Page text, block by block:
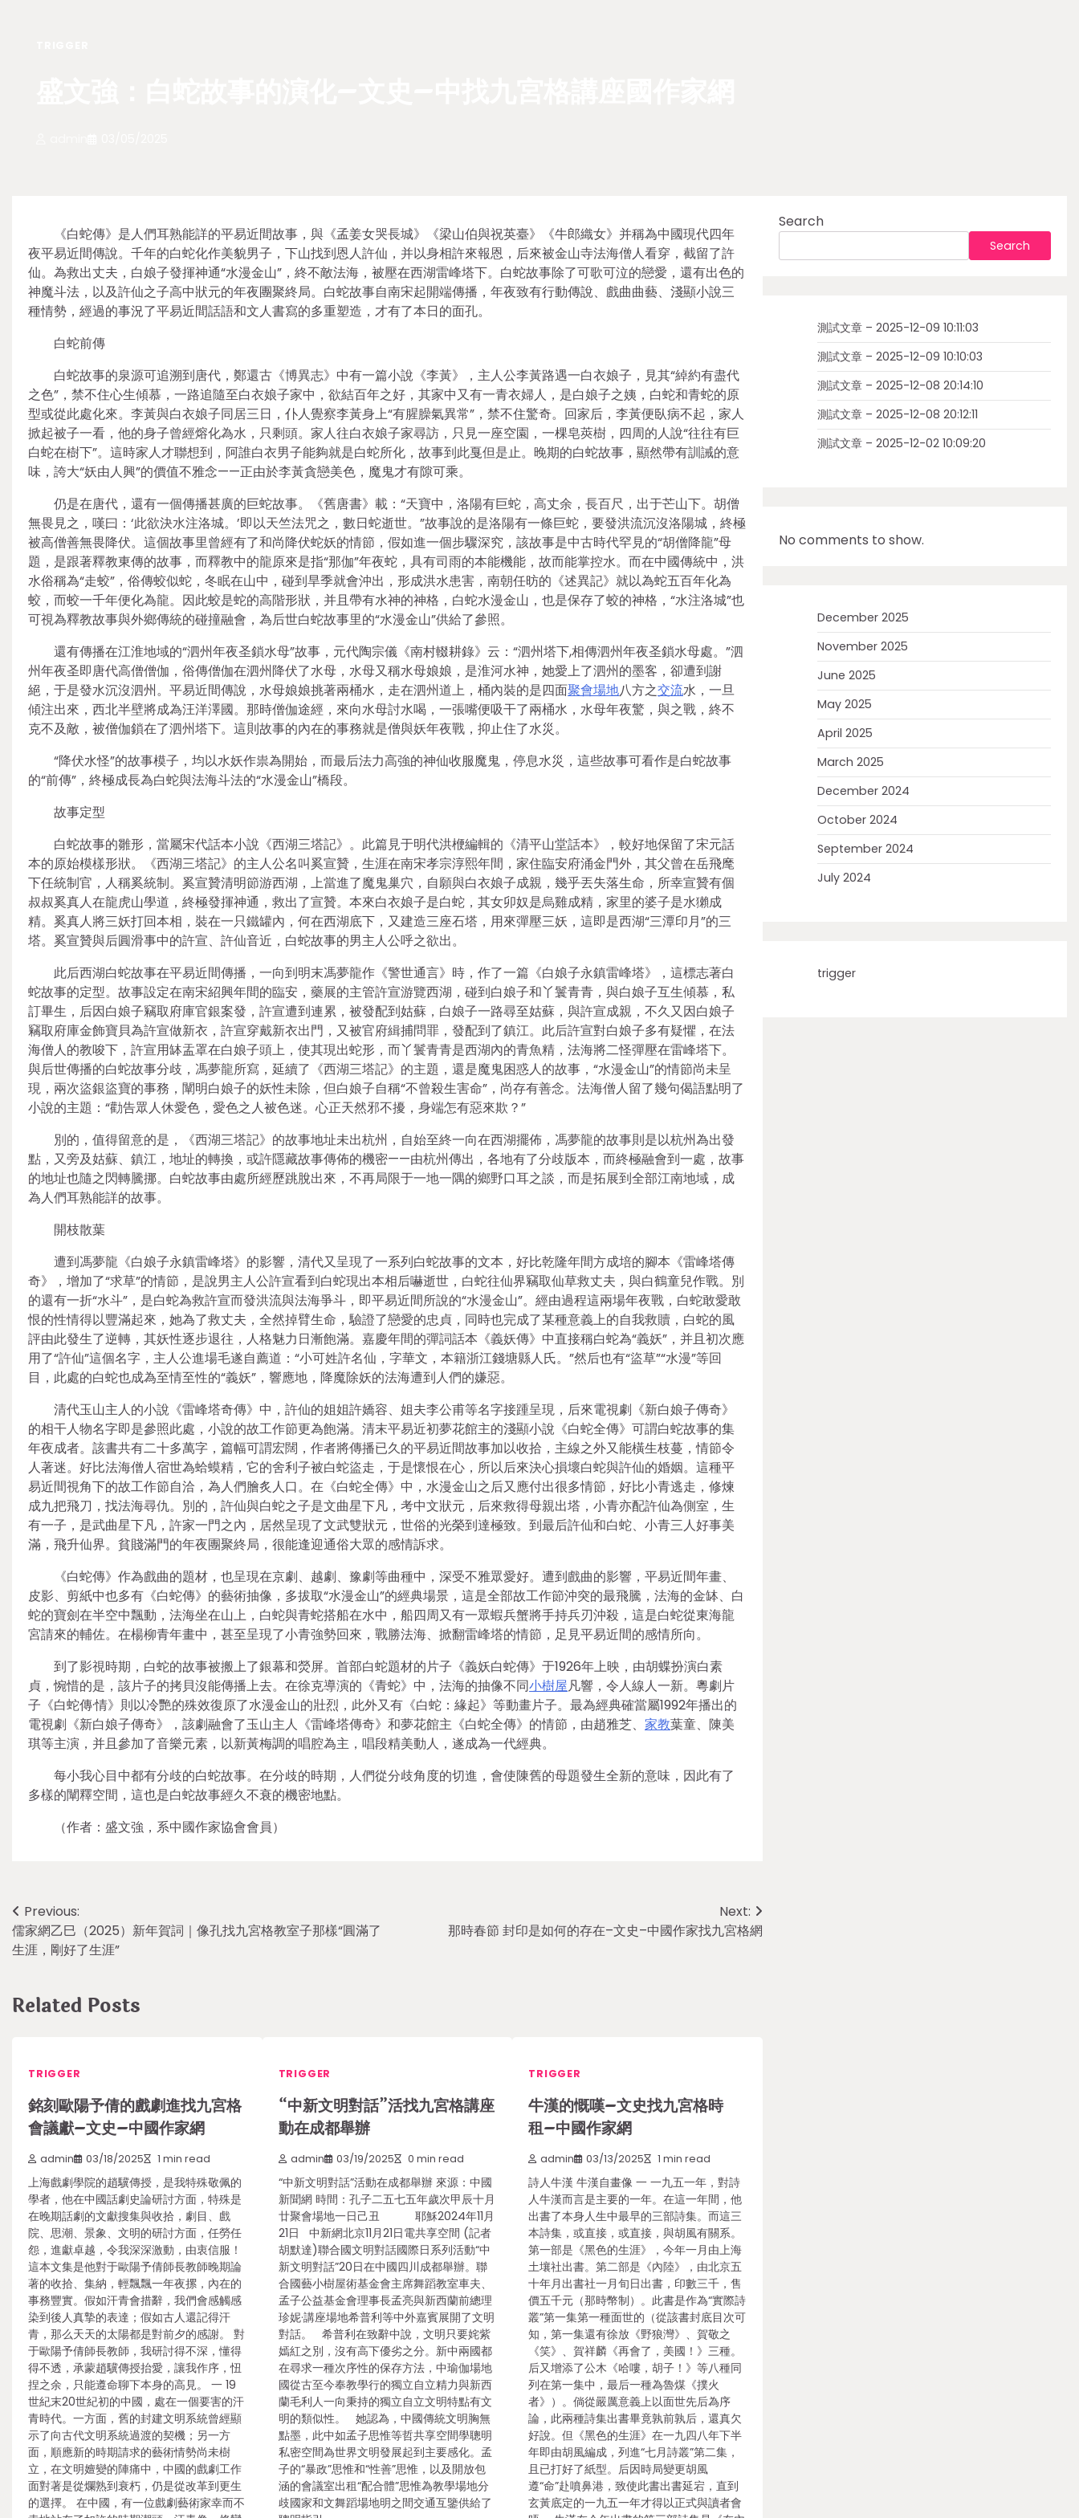
《白蛇傳》是人們耳熟能詳的平易近間故事，與《孟姜女哭長城》《梁山伯與祝英臺》《牛郎織女》并稱為中國現代四年
夜平易近間傳說。千年的白蛇化作美貌男子，下山找到恩人許仙，并以身相許來報恩，后來被金山寺法海僧人看穿，截留了許
仙。為救出丈夫，白娘子發揮神通“水漫金山”，終不敵法海，被壓在西湖雷峰塔下。白蛇故事除了可歌可泣的戀愛，還有出色的
神魔斗法，以及許仙之子高中狀元的年夜團聚終局。白蛇故事自南宋起開端傳播，年夜致有行動傳說、戲曲曲藝、淺顯小說三
種情勢，經過的事況了平易近間話語和文人書寫的多重塑造，才有了本日的面孔。
白蛇前傳
白蛇故事的泉源可追溯到唐代，鄭還古《博異志》中有一篇小說《李黃》，主人公李黃路遇一白衣娘子，見其“綽約有盡代
之色”，禁不住心生傾慕，一路追隨至白衣娘子家中，欲結百年之好，其家中又有一青衣婦人，是白娘子之姨，白蛇和青蛇的原
型或從此處化來。李黃與白衣娘子同居三日，仆人覺察李黃身上“有腥臊氣異常”，禁不住驚奇。回家后，李黃便臥病不起，家人
掀起被子一看，他的身子曾經熔化為水，只剩頭。家人往白衣娘子家尋訪，只見一座空園，一棵皂莢樹，四周的人說“往往有巨
白蛇在樹下”。這時家人才聯想到，阿誰白衣男子能夠就是白蛇所化，故事到此戛但是止。晚期的白蛇故事，顯然帶有訓誡的意
味，誇大“妖由人興”的價值不雅念——正由於李黃貪戀美色，魔鬼才有隙可乘。
仍是在唐代，還有一個傳播甚廣的巨蛇故事。《舊唐書》載：“天寶中，洛陽有巨蛇，高丈余，長百尺，出于芒山下。胡僧
無畏見之，嘆曰：‘此欲決水注洛城。’即以天竺法咒之，數日蛇逝世。”故事說的是洛陽有一條巨蛇，要發洪流沉沒洛陽城，終極
被高僧善無畏降伏。這個故事里曾經有了和尚降伏蛇妖的情節，假如進一個步驟深究，該故事是中古時代罕見的“胡僧降龍”母
題，是跟著釋教東傳的故事，而釋教中的龍原來是指“那伽”年夜蛇，具有司雨的本能機能，故而能掌控水。而在中國傳統中，洪
水俗稱為“走蛟”，俗傳蛟似蛇，冬眠在山中，碰到旱季就會沖出，形成洪水患害，南朝任昉的《述異記》就以為蛇五百年化為
蛟，而蛟一千年便化為龍。因此蛟是蛇的高階形狀，并且帶有水神的神格，白蛇水漫金山，也是保存了蛟的神格，“水注洛城”也
可視為釋教故事與外鄉傳統的碰撞融會，為后世白蛇故事里的“水漫金山”供給了參照。
還有傳播在江淮地域的“泗州年夜圣鎖水母”故事，元代陶宗儀《南村輟耕錄》云：“泗州塔下,相傳泗州年夜圣鎖水母處。”泗
州年夜圣即唐代高僧僧伽，俗傳僧伽在泗州降伏了水母，水母又稱水母娘娘，是淮河水神，她愛上了泗州的墨客，卻遭到謝
絕，于是發水沉沒泗州。平易近間傳說，水母娘娘挑著兩桶水，走在泗州道上，桶內裝的是四面聚會場地八方之交流水，一旦
傾注出來，西北半壁將成為汪洋澤國。那時僧伽途經，來向水母討水喝，一張嘴便吸干了兩桶水，水母年夜驚，與之戰，終不
克不及敵，被僧伽鎖在了泗州塔下。這則故事的內在的事務就是僧與妖年夜戰，抑止住了水災。
“降伏水怪”的故事模子，均以水妖作祟為開始，而最后法力高強的神仙收服魔鬼，停息水災，這些故事可看作是白蛇故事
的“前傳”，終極成長為白蛇與法海斗法的“水漫金山”橋段。
故事定型
白蛇故事的雛形，當屬宋代話本小說《西湖三塔記》。此篇見于明代洪楩編輯的《清平山堂話本》，較好地保留了宋元話
本的原始模樣形狀。《西湖三塔記》的主人公名叫奚宣贊，生涯在南宋孝宗淳熙年間，家住臨安府涌金門外，其父曾在岳飛麾
下任統制官，人稱奚統制。奚宣贊清明節游西湖，上當進了魔鬼巢穴，自願與白衣娘子成親，幾乎丟失落生命，所幸宣贊有個
叔叔奚真人在龍虎山學道，終極發揮神通，救出了宣贊。本來白衣娘子是白蛇，其女卯奴是烏雞成精，家里的婆子是水獺成
精。奚真人將三妖打回本相，裝在一只鐵罐內，何在西湖底下，又建造三座石塔，用來彈壓三妖，這即是西湖“三潭印月”的三
塔。奚宣贊與后圓滑事中的許宣、許仙音近，白蛇故事的男主人公呼之欲出。
此后西湖白蛇故事在平易近間傳播，一向到明末馮夢龍作《警世通言》時，作了一篇《白娘子永鎮雷峰塔》，這標志著白
蛇故事的定型。故事設定在南宋紹興年間的臨安，藥展的主管許宣游覽西湖，碰到白娘子和丫鬟青青，與白娘子互生傾慕，私
訂畢生，后因白娘子竊取府庫官銀案發，許宣遭到連累，被發配到姑蘇，白娘子一路尋至姑蘇，與許宣成親，不久又因白娘子
竊取府庫金飾寶貝為許宣做新衣，許宣穿戴新衣出門，又被官府緝捕問罪，發配到了鎮江。此后許宣對白娘子多有疑懼，在法
海僧人的教唆下，許宣用缽盂罩在白娘子頭上，使其現出蛇形，而丫鬟青青是西湖內的青魚精，法海將二怪彈壓在雷峰塔下。
與后世傳播的白蛇故事分歧，馮夢龍所寫，延續了《西湖三塔記》的主題，還是魔鬼困惑人的故事，“水漫金山”的情節尚未呈
現，兩次盜銀盜寶的事務，闡明白娘子的妖性未除，但白娘子自稱“不曾殺生害命”，尚存有善念。法海僧人留了幾句偈語點明了
小說的主題：“勸告眾人休愛色，愛色之人被色迷。心正天然邪不擾，身端怎有惡來欺？”
別的，值得留意的是，《西湖三塔記》的故事地址未出杭州，自始至終一向在西湖擺佈，馮夢龍的故事則是以杭州為出發
點，又旁及姑蘇、鎮江，地址的轉換，或許隱藏故事傳佈的機密——由杭州傳出，各地有了分歧版本，而終極融會到一處，故事
的地址也隨之閃轉騰挪。白蛇故事由處所經歷跳脫出來，不再局限于一地一隅的鄉野口耳之談，而是拓展到全部江南地域，成
為人們耳熟能詳的故事。
開枝散葉
遭到馮夢龍《白娘子永鎮雷峰塔》的影響，清代又呈現了一系列白蛇故事的文本，好比乾隆年間方成培的腳本《雷峰塔傳
奇》，增加了“求草”的情節，是說男主人公許宣看到白蛇現出本相后嚇逝世，白蛇往仙界竊取仙草救丈夫，與白鶴童兒作戰。別
的還有一折“水斗”，是白蛇為救許宣而發洪流與法海爭斗，即平易近間所說的“水漫金山”。經由過程這兩場年夜戰，白蛇敢愛敢
恨的性情得以豐滿起來，她為了救丈夫，全然掉臂生命，驗證了戀愛的忠貞，同時也完成了某種意義上的自我救贖，白蛇的風
評由此發生了逆轉，其妖性逐步退往，人格魅力日漸飽滿。嘉慶年間的彈詞話本《義妖傳》中直接稱白蛇為“義妖”，并且初次應
用了“許仙”這個名字，主人公進場毛遂自薦道：“小可姓許名仙，字華文，本籍浙江錢塘縣人氏。”然后也有“盜草”“水漫”等回
目，此處的白蛇也成為至情至性的“義妖”，響應地，降魔除妖的法海遭到人們的嫌惡。
清代玉山主人的小說《雷峰塔奇傳》中，許仙的姐姐許嬌容、姐夫李公甫等名字接踵呈現，后來電視劇《新白娘子傳奇》
的相干人物名字即是參照此處，小說的故工作節更為飽滿。清末平易近初夢花館主的淺顯小說《白蛇全傳》可謂白蛇故事的集
年夜成者。該書共有二十多萬字，篇幅可謂宏闊，作者將傳播已久的平易近間故事加以收拾，主線之外又能橫生枝蔓，情節令
人著迷。好比法海僧人宿世為蛤蟆精，它的舍利子被白蛇盜走，于是懷恨在心，所以后來決心損壞白蛇與許仙的婚姻。這種平
易近間視角下的故工作節自洽，為人們膾炙人口。在《白蛇全傳》中，水漫金山之后又應付出很多情節，好比小青逃走，修煉
成九把飛刀，找法海尋仇。別的，許仙與白蛇之子是文曲星下凡，考中文狀元，后來救得母親出塔，小青亦配許仙為側室，生
有一子，是武曲星下凡，許家一門之內，居然呈現了文武雙狀元，世俗的光榮到達極致。到最后許仙和白蛇、小青三人好事美
滿，飛升仙界。貧賤滿門的年夜團聚終局，很能逢迎通俗大眾的感情訴求。
《白蛇傳》作為戲曲的題材，也呈現在京劇、越劇、豫劇等曲種中，深受不雅眾愛好。遭到戲曲的影響，平易近間年畫、
皮影、剪紙中也多有《白蛇傳》的藝術抽像，多拔取“水漫金山”的經典場景，這是全部故工作節沖突的最飛騰，法海的金缽、白
蛇的寶劍在半空中飄動，法海坐在山上，白蛇與青蛇搭船在水中，船四周又有一眾蝦兵蟹將手持兵刃沖殺，這是白蛇從東海龍
宮請來的輔佐。在楊柳青年畫中，甚至呈現了小青強勢回來，戰勝法海、掀翻雷峰塔的情節，足見平易近間的感情所向。
到了影視時期，白蛇的故事被搬上了銀幕和熒屏。首部白蛇題材的片子《義妖白蛇傳》于1926年上映，由胡蝶扮演白素
貞，惋惜的是，該片子的拷貝沒能傳播上去。在徐克導演的《青蛇》中，法海的抽像不同小樹屋凡響，令人線人一新。粵劇片
子《白蛇傳·情》則以冷艷的殊效復原了水漫金山的壯烈，此外又有《白蛇：緣起》等動畫片子。最為經典確當屬1992年播出的
電視劇《新白娘子傳奇》，該劇融會了玉山主人《雷峰塔傳奇》和夢花館主《白蛇全傳》的情節，由趙雅芝、 家教葉童、陳美
琪等主演，并且參加了音樂元素，以新黃梅調的唱腔為主，唱段精美動人，遂成為一代經典。
每小我心目中都有分歧的白蛇故事。在分歧的時期，人們從分歧角度的切進，會使陳舊的母題發生全新的意味，因此有了
多樣的闡釋空間，這也是白蛇故事經久不衰的機密地點。
（作者：盛文強，系中國作家協會會員）
Post
navigation
Previous:
儒家網乙巳（2025）新年賀詞｜像孔找九宮格教室子那樣“圓滿了
生涯，剛好了生涯”
Next:
那時春節 封印是如何的存在–文史–中國作家找九宮格網
Related Posts
TRIGGER
銘刻歐陽予倩的戲劇進找九宮格
會議獻–文史–中國作家網
admin 03/18/2025 1 min read
上海戲劇學院的趙驥傳授，是我特殊敬佩的
學者，他在中國話劇史論研討方面，特殊是
在晚期話劇的文獻搜集與收拾，劇目、戲
院、思潮、景象、文明的研討方面，任勞任
怨，進獻卓越，令我深深激動，由衷信服！
這本文集是他對于歐陽予倩師長教師晚期論
著的收拾、集納，輕飄飄一年夜摞，內在的
事務豐實。假如汗青會措辭，我們會感觸感
染到後人真摯的表達；假如古人還記得汗
青，那么天天的太陽都是對前夕的感謝。 對
于歐陽予倩師長教師，我研討得不深，懂得
得不透，承蒙趙驥傳授抬愛，讓我作序，忸
捏之余，只能遵命聊下本身的高見。 一 19
世紀末20世紀初的中國，處在一個要害的汗
青時代。一方面，舊的封建文明系統曾經顯
示了向古代文明系統過渡的契機；另一方
面，順應新的時期請求的藝術情勢尚未樹
立，在文明嬗變的陣痛中，中國的戲劇工作
面對著是從爛熟到衰朽，仍是從改革到更生
的選擇。 在中國，有一位戲劇藝術家幸而不
TRIGGER
“中新文明對話”活找九宮格講座
動在成都舉辦
admin 03/19/2025 0 min read
“中新文明對話”活動在成都舉辦 來源：中國
新聞網 時間：孔子二五七五年歲次甲辰十月
廿聚會場地一日己丑 耶穌2024年11月
21日 中新網北京11月21日電共享空間 (記者
胡默達)聯合國文明對話國際日系列活動“中
新文明對話”20日在中國四川成都舉辦。聯
合國藝小樹屋術基金會主席舞蹈教室車夫、
孟子公益基金會理事長孟亮與新西蘭前總理
珍妮·講座場地希普利等中外嘉賓展開了文明
對話。 希普利在致辭中說，文明只要姹紫
嫣紅之別，沒有高下優劣之分。新中兩國都
在尋求一種次序性的保存方法，中瑜伽場地
國從古至今奉教學行的獨立自立精力與新西
蘭毛利人一向秉持的獨立自立文明特點有文
明的類似性。 她認為，中國傳統文明胸無
點墨，此中如孟子思惟等哲共享空間學聰明
私密空間為世界文明發展起到主要感化。孟
子的“暴政”思惟和“性善”思惟，以及開放包
涵的會議室出租“配合體”思惟為教學場地分
歧國家和文舞蹈場地明之間交通互鑒供給了
TRIGGER
牛漢的慨嘆–文史找九宮格時
租–中國作家網
admin 03/13/2025 1 min read
詩人牛漢 牛漢自畫像 一 一九五一年，對詩
人牛漢而言是主要的一年。在這一年間，他
出書了本身人生中最早的三部詩集。而這三
本詩集，或直接，或直接，與胡風有關系。
第一部是《黑色的生涯》，今年一月由上海
土壤社出書。第二部是《內陸》，由北京五
十年月出書社一月旬日出書，印數三千，售
價五千元（那時幣制）。此書是作為“實際詩
叢”第一集第一種面世的（從該書封底目次可
知，第一集還有徐放《野狼灣》、賀敬之
《笑》、賀祥麟《再會了，美國！》三種。
后又增添了公木《哈嘍，胡子！》等八種同
列在第一集中，最后一種為魯煤《撲火
者》）。倘從嚴厲意義上以面世先后為序
論，此兩種詩集出書畢竟孰前孰后，還真欠
好說。但《黑色的生涯》在一九四八年下半
年即由胡風編成，列進“七月詩叢”第二集，
且已打好了紙型。后因時局變更胡風
遵“命”赴噴鼻港，致使此書出書延宕，直到
玄黃底定的一九五一年才得以正式與讀者會
Search
Search
測試文章 – 2025-12-09 10:11:03
測試文章 – 2025-12-09 10:10:03
測試文章 – 2025-12-08 20:14:10
測試文章 – 2025-12-08 20:12:11
測試文章 – 2025-12-02 10:09:20
No comments to show.
December 2025
November 2025
June 2025
May 2025
April 2025
March 2025
December 2024
October 2024
September 2024
July 2024
trigger